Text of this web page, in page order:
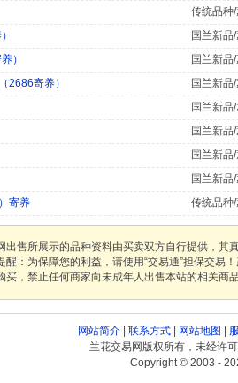
传统品种
国兰新品
）
国兰新品
2686寄养）
国兰新品
国兰新品
国兰新品
国兰新品
国兰新品
寄养 传统品种
出售所展示的品种资料由买卖双方自行提供，
醒：为保障您的利益，请使用“交易通”担保交
买，禁止任何商家向未成年人出售本站的相关商
网站简介| 联系方式| 网站地图
兰花交易网版权所有，未经许
Copyright © 2003 -